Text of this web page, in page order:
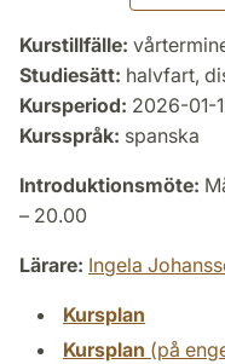
Kurstillfälle:
Studiesätt: halvfart,
Kursperiod: 2026-01-
Kursspråk: spanska
Introduktionsmöte:
– 20.00
Lärare: Ingela
Kursplan
Kursplan (på